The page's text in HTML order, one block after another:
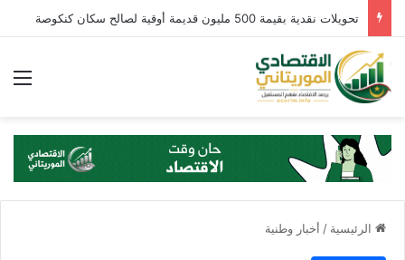
تحويلات نقدية بقيمة 500 مليون قديمة أوقية لصالح سكان كنكوصة
الرئيسية / أخبار وطنية